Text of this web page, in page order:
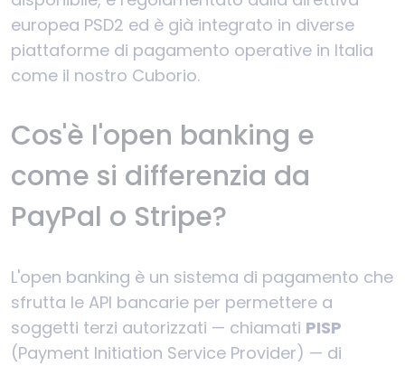
europea PSD2 ed è già integrato in diverse
piattaforme di pagamento operative in Italia
come il nostro Cuborio.
Cos'è l'open banking e
come si differenzia da
PayPal o Stripe?
L'open banking è un sistema di pagamento che
sfrutta le API bancarie per permettere a
soggetti terzi autorizzati — chiamati PISP
(Payment Initiation Service Provider) — di